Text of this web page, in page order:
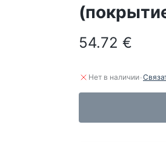
54.72 €
Нет в наличии·